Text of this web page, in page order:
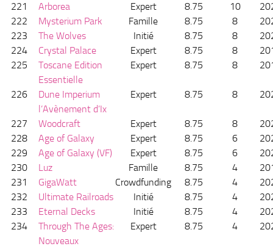
221 Arborea Expert 8.75 10
222
Mysterium Park Famille 8.75 8
223
The Wolves Initié 8.75 8
224
Crystal Palace Expert 8.75 8
225
Toscane Edition
Essentielle
Expert 8.75 8
226
Dune Imperium
l’Avènement d’Ix
Expert 8.75 8
227 Woodcraft Expert 8.75 8
228
Age of Galaxy Expert 8.75 6
229
Age of Galaxy (VF) Expert 8.75 6
230
Luz Famille 8.75 4
231
GigaWatt Crowdfunding 8.75 4
232
Ultimate Railroads Initié 8.75 4
233
Eternal Decks Initié 8.75 4
234
Through The Ages:
Nouveaux
Expert 8.75 4